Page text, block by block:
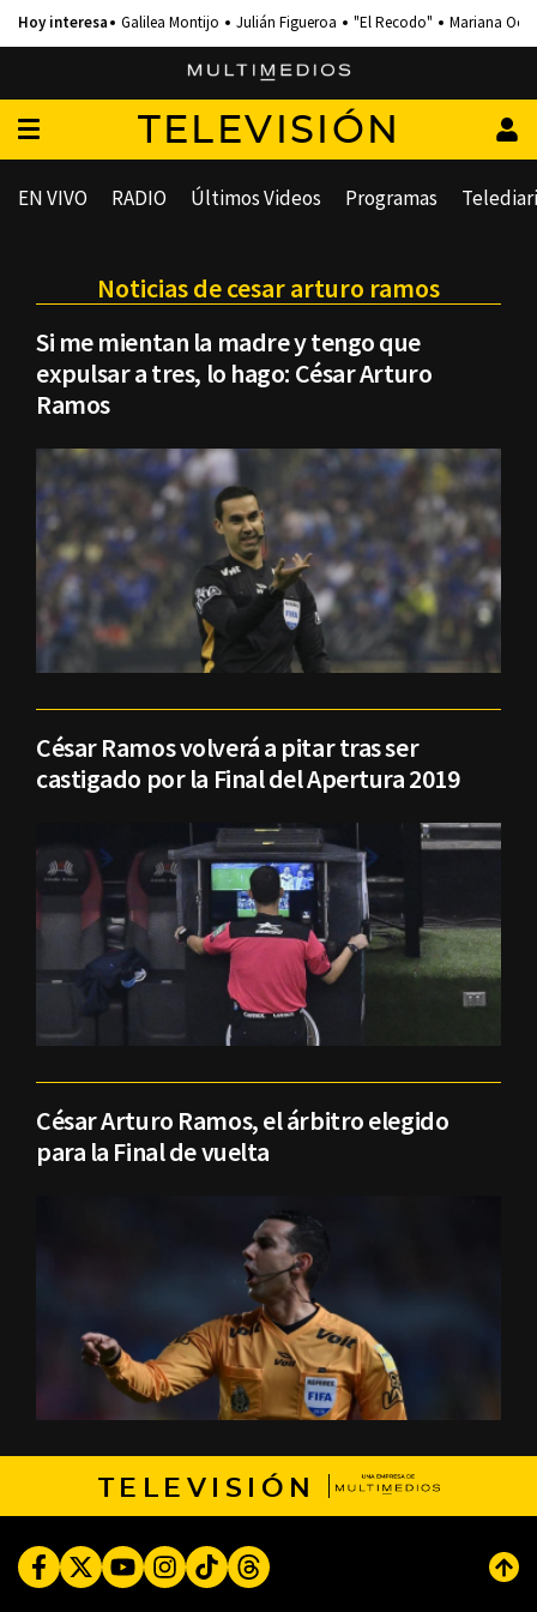
Galilea Montijo Julián Figueroa "El Recodo" Mariana
TELEVISIÓN
EN VIVO RADIO Últimos Videos Programas
Noticias de cesar arturo ramos
Si me mientan la madre y tengo que
expulsar a tres, lo hago: César Arturo
Ramos
César Ramos volverá a pitar tras ser
castigado por la Final del Apertura 2019
César Arturo Ramos, el árbitro elegido
para la Final de vuelta
TELEVISIÓN
FacebookTwitterYoutubeInstagram
TikTokThreads